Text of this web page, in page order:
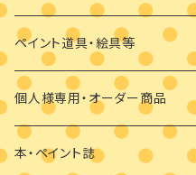
干支の羽子板
クリスマス
ウッドバーニング
手作り布マスク
マスクブローチ
ペイント道具・絵具等
個人様専用・オーダー商品
本・ペイント誌